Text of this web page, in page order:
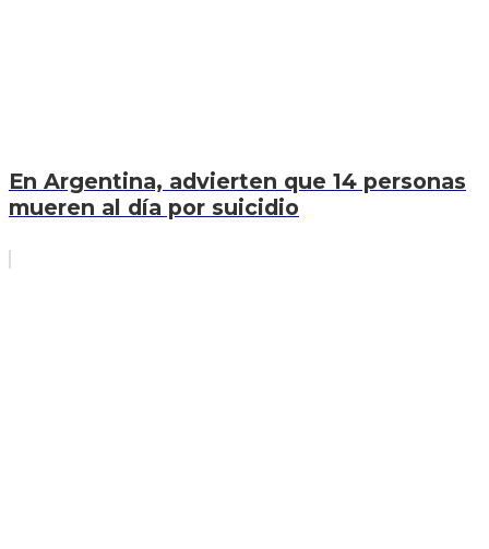
En Argentina, advierten que 14 personas
mueren al día por suicidio